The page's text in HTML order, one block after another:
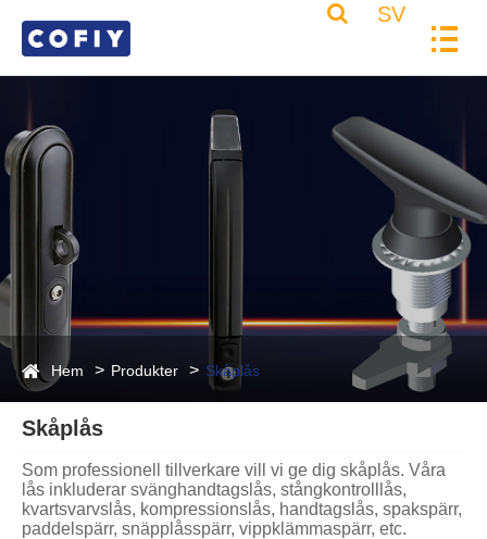
SV
Hem Produkter Skåplås
Skåplås
Som professionell tillverkare vill vi ge dig skåplås. Våra
lås inkluderar svänghandtagslås, stångkontrolllås,
kvartsvarvslås, kompressionslås, handtagslås, spakspärr,
paddelspärr, snäpplåsspärr, vippklämmaspärr, etc.